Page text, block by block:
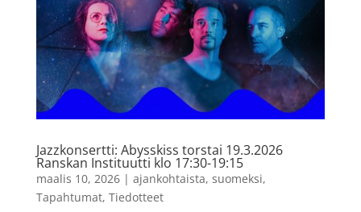
Jazzkonsertti: Abysskiss torstai 19.3.2026
Ranskan Instituutti klo 17:30-19:15
maalis 10, 2026| ajankohtaista, suomeksi,
Tapahtumat, Tiedotteet